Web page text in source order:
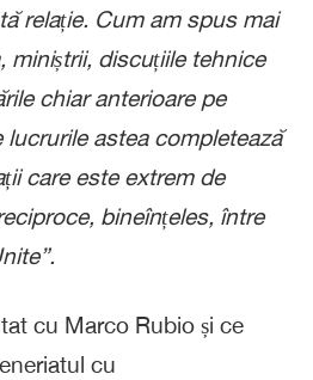
relație. Cum am spus mai
miniștrii, discuțiile tehnice
chiar anterioare pe
lucrurile astea completează
care este extrem de
bineînțeles, între
cu Marco Rubio și ce
cu